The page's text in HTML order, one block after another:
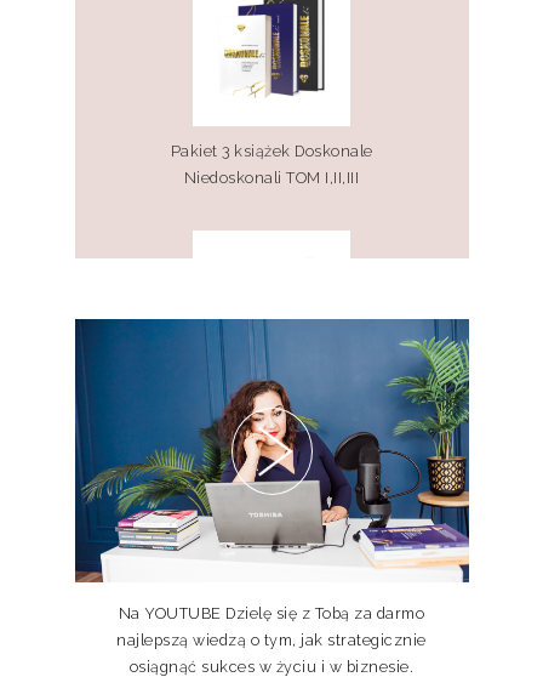
Pakiet 3 książek Doskonale
Niedoskonali TOM I,II,III
Pakiet 2 książek Doskonale
Niedoskonali TOM I, II
Pakiet książka + e-book Doskonale
Na YOUTUBE Dzielę się z Tobą za darmo
najlepszą wiedzą o tym, jak strategicznie
osiągnąć sukces w życiu i w biznesie.